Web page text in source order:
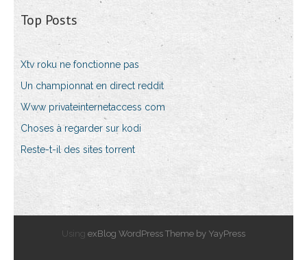
Top Posts
Xtv roku ne fonctionne pas
Un championnat en direct reddit
Www privateinternetaccess com
Choses à regarder sur kodi
Reste-t-il des sites torrent
Using exBlog WordPress Theme by YayPress